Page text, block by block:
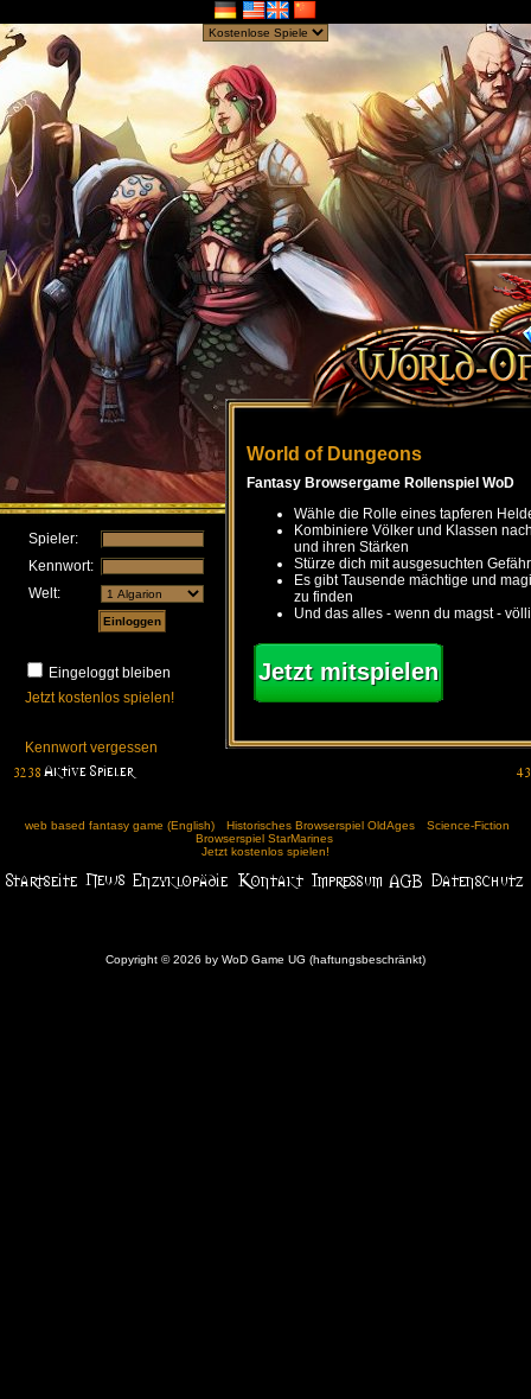
Spieler:
Kennwort:
Welt:
Eingeloggt bleiben
Jetzt kostenlos spielen!
Kennwort vergessen
World of Dungeons
Fantasy Browsergame Rollenspiel WoD
Wähle die Rolle eines tapferen
Kombiniere Völker und Klassen
und ihren Stärken
Stürze dich mit ausgesuchten
Es gibt Tausende mächtige und
zu finden
Und das alles - wenn du magst -
Jetzt mitspielen
web based fantasy game (English) Historisches Browserspiel OldAges
Science-Fiction
Browserspiel StarMarines
Jetzt kostenlos spielen!
Copyright © 2026 by WoD Game UG (haftungsbeschränkt)